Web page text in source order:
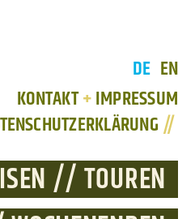
DE EN
KONTAKT+ IMPRESSUM
//
// TOUREN